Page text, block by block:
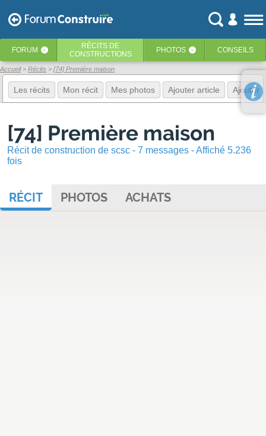
FORUM ‹ RÉCITS DE
CONSTRUCTIONS
PHOTOS ‹ CONSEILS
Accueil Récits [74] Première maison
Les récits Mon récit Mes photos Ajouter article Ajouter
[74] Première maison
Récit de construction de scsc - 7 messages - Affiché 5.236
fois
RÉCIT PHOTOS ACHATS